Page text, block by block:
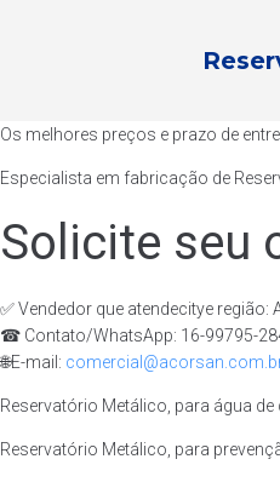
Os melhores preços e prazo de
Especialista em fabricação de
Solicite seu
✅ Vendedor que atendecitye região:
☎ Contato/WhatsApp: 16-99795-
🌐E-mail:
Reservatório Metálico, para água
Reservatório Metálico, para